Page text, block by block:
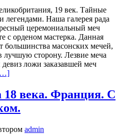
19 век. Тайные
легендами. Наша галерея рада
церемониальный меч
с орденом мастерка. Данная
большинства масонских мечей,
лучшую сторону. Лезвие меча
ложи заказавшей меч
века. Франция. С
admin